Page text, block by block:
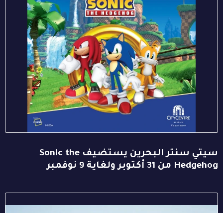
سيتي سنتر البحرين يستضيف Sonic the
Hedgehog من 31 أكتوبر ولغاية 9 نوفمبر